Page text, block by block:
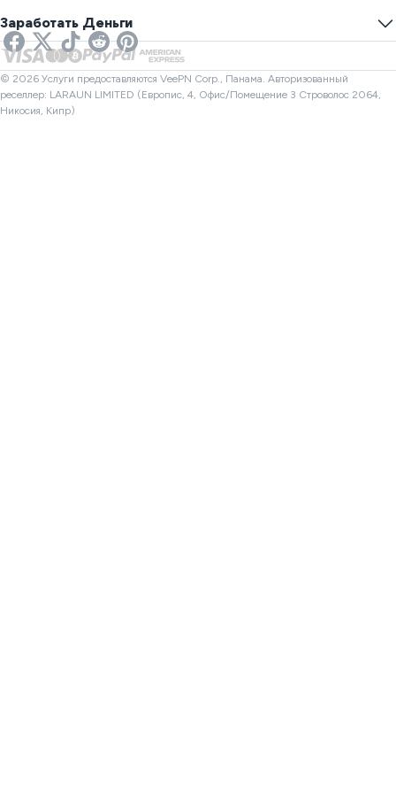
VPN для стриминга
Netflix VPN
Онлайн SMS
Проверка ссылок
Проверка файлов
Великобритания VPN
Канада VPN
Турция VPN
Заработать Деньги
Партнеры
© 2026 Услуги предоставляются VeePN Corp., Панама. Авторизованный
реселлер: LARAUN LIMITED (Европис, 4, Офис/Помещение 3 Строволос 2064,
Никосия, Кипр)